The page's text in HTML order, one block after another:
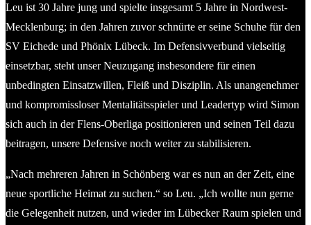
Leu ist 30 Jahre jung und spielte insgesamt 5 Jahre in Nordwest-
Mecklenburg; in den Jahren zuvor schnürte er seine Schuhe für den
SV Eichede und Phönix Lübeck. Im Defensivverbund vielseitig
einsetzbar, steht unser Neuzugang insbesondere für einen
unbedingten Einsatzwillen, Fleiß und Disziplin. Als unangenehmer
und kompromissloser Mentalitätsspieler und Leadertyp wird Simon
sich auch in der Flens-Oberliga positionieren und seinen Teil dazu
beitragen, unsere Defensive noch weiter zu stabilisieren.
„Nach mehreren Jahren in Schönberg war es nun an der Zeit, eine
neue sportliche Heimat zu suchen.“ so Leu. „Ich wollte nun gerne
die Gelegenheit nutzen, und wieder im Lübecker Raum spielen und